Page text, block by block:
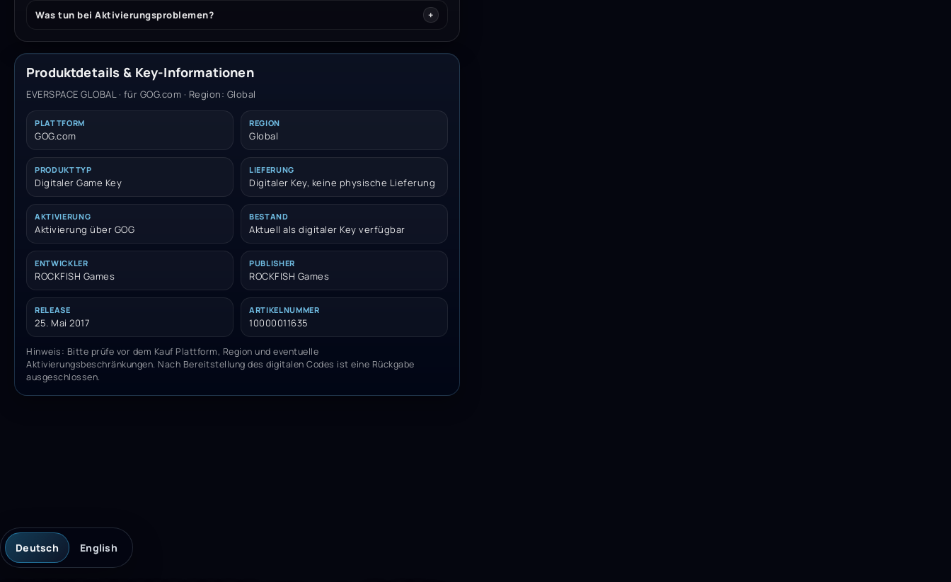
Was tun bei Aktivierungsproblemen?
Produktdetails & Key-Informationen
EVERSPACE GLOBAL · für GOG.com · Region: Global
PLATTFORM
GOG.com
REGION
Global
PRODUKTTYP
Digitaler Game Key
LIEFERUNG
Digitaler Key, keine physische Lieferung
AKTIVIERUNG
Aktivierung über GOG
BESTAND
Aktuell als digitaler Key verfügbar
ENTWICKLER
ROCKFISH Games
PUBLISHER
ROCKFISH Games
RELEASE
25. Mai 2017
ARTIKELNUMMER
10000011635
Hinweis: Bitte prüfe vor dem Kauf Plattform, Region und eventuelle
Aktivierungsbeschränkungen. Nach Bereitstellung des digitalen Codes ist eine Rückgabe
ausgeschlossen.
Deutsch English